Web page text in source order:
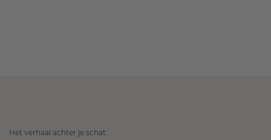
Het verhaal achter je schat